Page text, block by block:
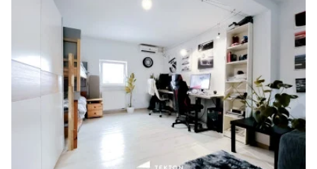
629 m²
Zapraszamy do zapoznania się z ofertą sprzedaży domu wolnostoj
ącego o powierzchni użytkowej 107 m , położonego na działce o po
wierzchni 629 m w spokojnej i zielonej.
Szczegóły ogłoszenia